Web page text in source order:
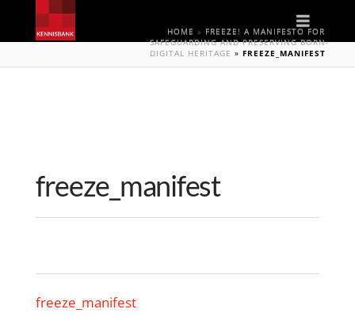
HOME » FREEZE! A MANIFESTO FOR
SAFEGUARDING AND PRESERVING BORN-
DIGITAL HERITAGE » FREEZE_MANIFEST
freeze_manifest
freeze_manifest